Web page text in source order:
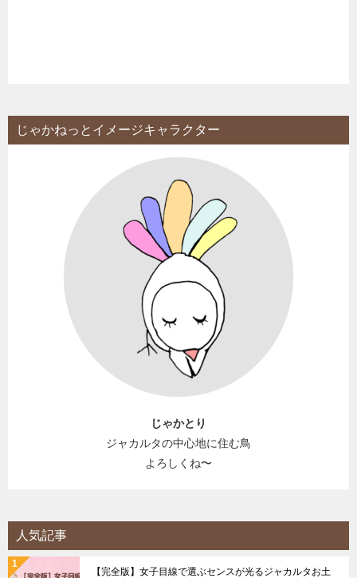
じゃかねっとイメージキャラクター
じゃかとり
ジャカルタの中心地に住む鳥
よろしくね〜
人気記事
【完全版】女子目線で選ぶセンスが光るジャカルタお土